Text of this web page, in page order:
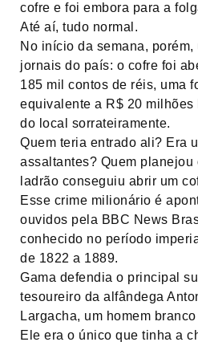
cofre e foi embora para a
Até aí, tudo normal.
No início da semana,
jornais do país: o cofre foi
185 mil contos de réis, uma
equivalente a R$ 20 milhões
do local sorrateiramente.
Quem teria entrado ali? Era
assaltantes? Quem planejou
ladrão conseguiu abrir um
Esse crime milionário é
ouvidos pela BBC News
conhecido no período
de 1822 a 1889.
Gama defendia o principal
tesoureiro da alfândega
Largacha, um homem
Ele era o único que tinha a